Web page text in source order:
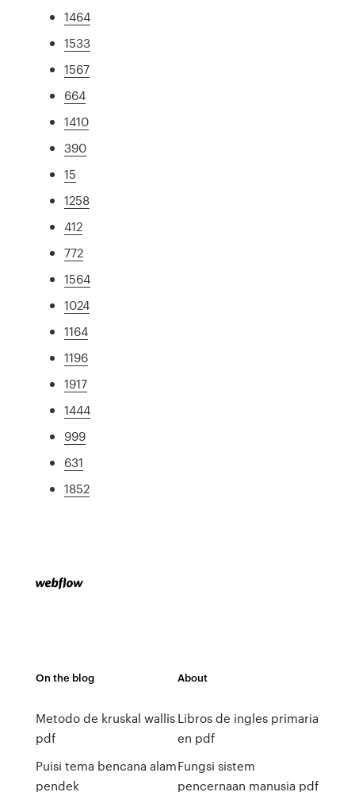
1464
1533
1567
664
1410
390
15
1258
412
772
1564
1024
1164
1196
1917
1444
999
631
1852
On the blog
Metodo de kruskal wallis
pdf
Puisi tema bencana alam
pendek
About
Libros de ingles primaria
en pdf
Fungsi sistem
pencernaan manusia pdf